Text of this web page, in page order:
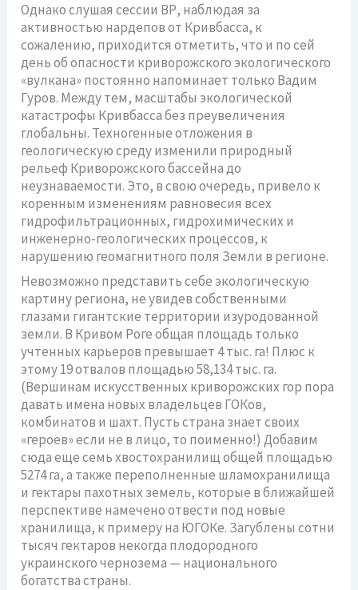
Однако слушая сессии ВР, наблюдая за
активностью нардепов от Кривбасса, к
сожалению, приходится отметить, что и по сей
день об опасности криворожского экологического
«вулкана» постоянно напоминает только Вадим
Гуров. Между тем, масштабы экологической
катастрофы Кривбасса без преувеличения
глобальны. Техногенные отложения в
геологическую среду изменили природный
рельеф Криворожского бассейна до
неузнаваемости. Это, в свою очередь, привело к
коренным изменениям равновесия всех
гидрофильтрационных, гидрохимических и
инженерно-геологических процессов, к
нарушению геомагнитного поля Земли в регионе.
Невозможно представить себе экологическую
картину региона, не увидев собственными
глазами гигантские территории изуродованной
земли. В Кривом Роге общая площадь только
учтенных карьеров превышает 4 тыс. га! Плюс к
этому 19 отвалов площадью 58,134 тыс. га.
(Вершинам искусственных криворожских гор пора
давать имена новых владельцев ГОКов,
комбинатов и шахт. Пусть страна знает своих
«героев» если не в лицо, то поименно!) Добавим
сюда еще семь хвостохранилищ общей площадью
5274 га, а также переполненные шламохранилища
и гектары пахотных земель, которые в ближайшей
перспективе намечено отвести под новые
хранилища, к примеру на ЮГОКе. Загублены сотни
тысяч гектаров некогда плодородного
украинского чернозема — национального
богатства страны.